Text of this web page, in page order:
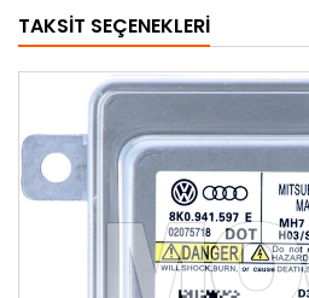
TAKSIT SEÇENEKLERI